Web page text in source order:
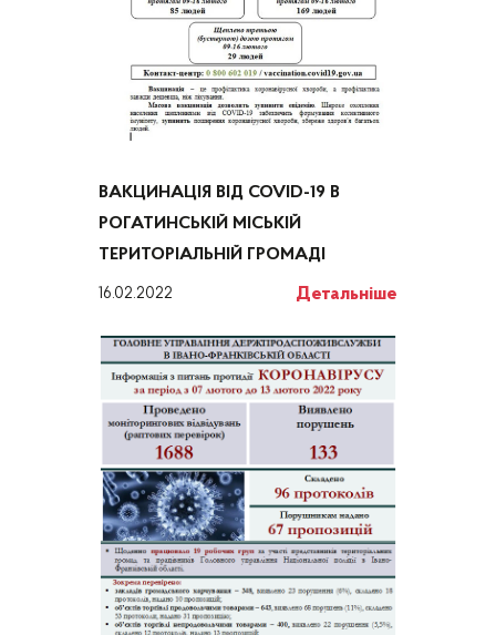
ВАКЦИНАЦІЯ ВІД COVID-19 В
РОГАТИНСЬКІЙ МІСЬКІЙ
ТЕРИТОРІАЛЬНІЙ ГРОМАДІ
16.02.2022 Детальніше